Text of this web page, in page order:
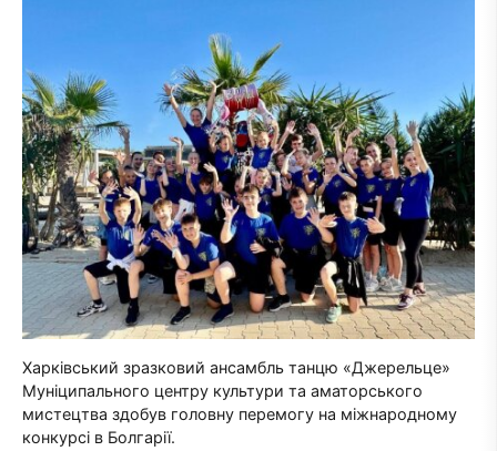
Харківський зразковий ансамбль танцю «Джерельце»
Муніципального центру культури та аматорського
мистецтва здобув головну перемогу на міжнародному
конкурсі в Болгарії.